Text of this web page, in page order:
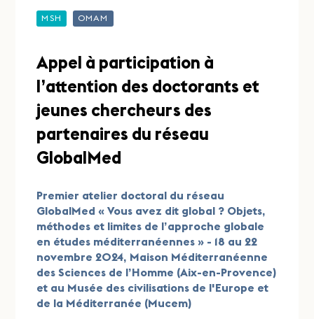
MSH OMAM
Appel à participation à
l’attention des doctorants et
jeunes chercheurs des
partenaires du réseau
GlobalMed
Premier atelier doctoral du réseau
GlobalMed « Vous avez dit global ? Objets,
méthodes et limites de l’approche globale
en études méditerranéennes » - 18 au 22
novembre 2024, Maison Méditerranéenne
des Sciences de l’Homme (Aix-en-Provence)
et au Musée des civilisations de l'Europe et
de la Méditerranée (Mucem)